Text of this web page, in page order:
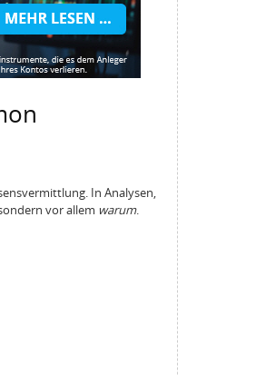
In Analysen,
vor allem warum.